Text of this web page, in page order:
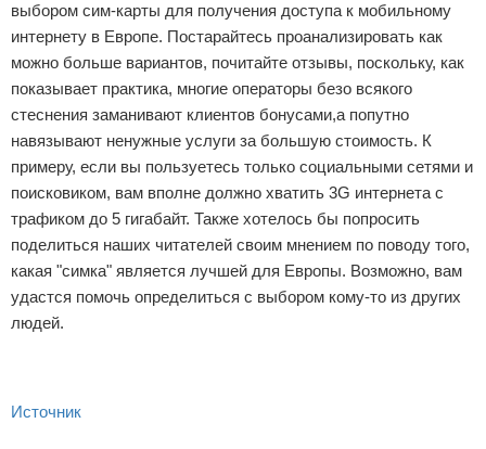
выбором сим-карты для получения доступа к мобильному
интернету в Европе. Постарайтесь проанализировать как
можно больше вариантов, почитайте отзывы, поскольку, как
показывает практика, многие операторы безо всякого
стеснения заманивают клиентов бонусами,а попутно
навязывают ненужные услуги за большую стоимость. К
примеру, если вы пользуетесь только социальными сетями и
поисковиком, вам вполне должно хватить 3G интернета с
трафиком до 5 гигабайт. Также хотелось бы попросить
поделиться наших читателей своим мнением по поводу того,
какая "симка" является лучшей для Европы. Возможно, вам
удастся помочь определиться с выбором кому-то из других
людей.
Источник